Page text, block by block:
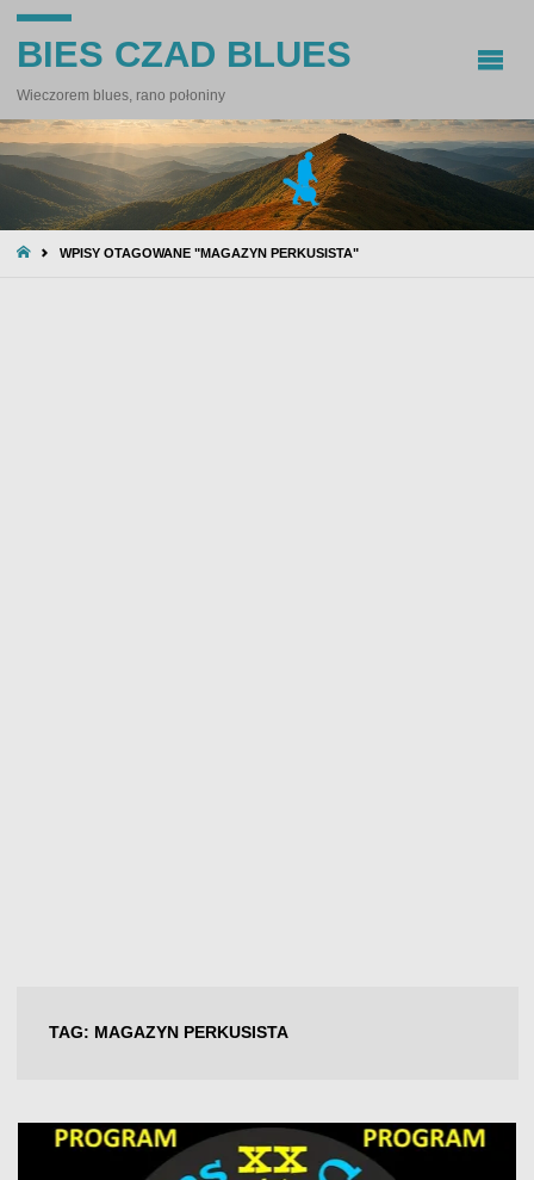
BIES CZAD BLUES
Wieczorem blues, rano połoniny
STRONA
WPISY OTAGOWANE "MAGAZYN PERKUSISTA"
TAG: MAGAZYN PERKUSISTA